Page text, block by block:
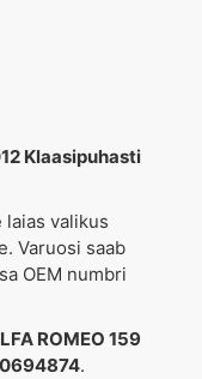
Klaasipuhasti
laias valikus
Varuosi saab
OEM numbri
ROMEO 159
.